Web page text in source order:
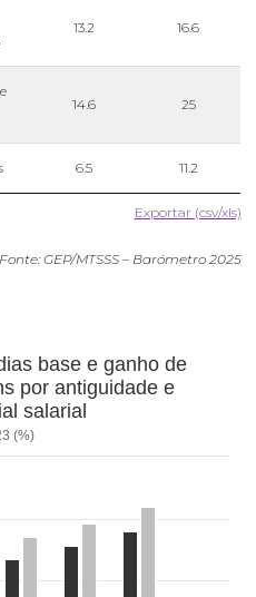
13.2 16.6
14.6 25
6.5 11.2
Exportar (csv/xls)
Fonte: GEP/MTSSS – Barómetro 2025
base e ganho de
por antiguidade e
salarial
(%)